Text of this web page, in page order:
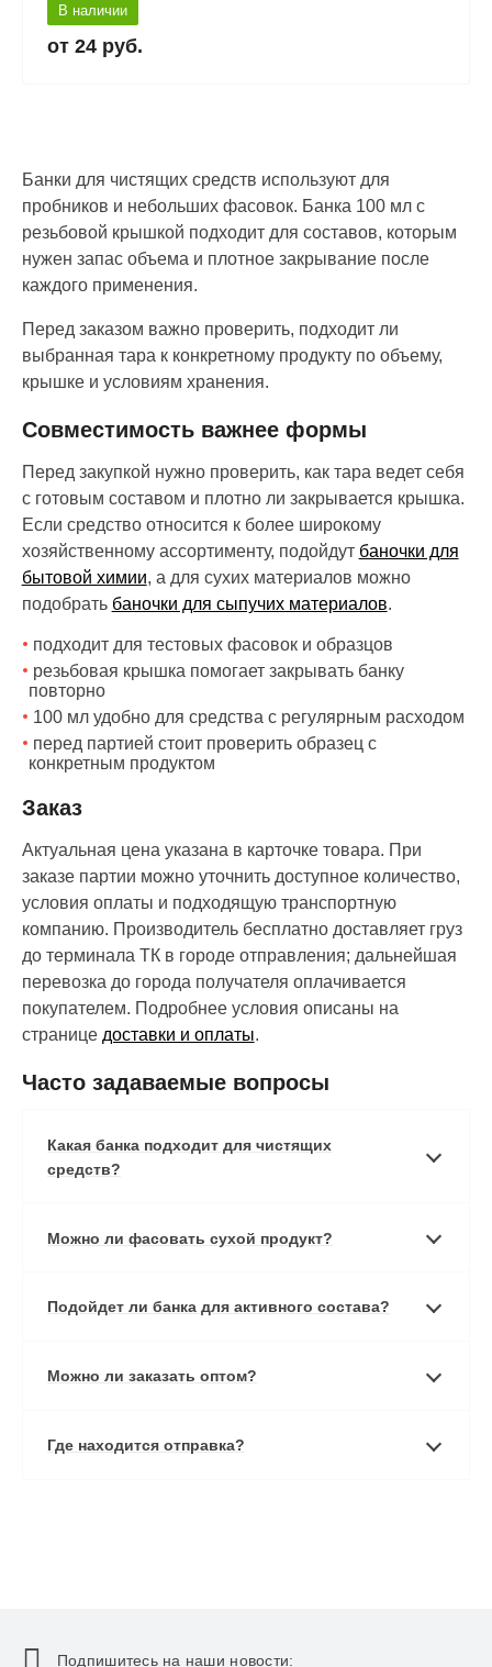
В наличии
24 руб.
Банки для чистящих средств используют для
пробников и небольших фасовок. Банка 100 мл с
резьбовой крышкой подходит для составов, которым
нужен запас объема и плотное закрывание после
каждого применения.
Перед заказом важно проверить, подходит ли
выбранная тара к конкретному продукту по объему,
крышке и условиям хранения.
Совместимость важнее формы
Перед закупкой нужно проверить, как тара ведет себя
с готовым составом и плотно ли закрывается крышка.
Если средство относится к более широкому
хозяйственному ассортименту, подойдут баночки для
бытовой химии, а для сухих материалов можно
подобрать баночки для сыпучих материалов.
подходит для тестовых фасовок и образцов
резьбовая крышка помогает закрывать банку
повторно
100 мл удобно для средства с регулярным расходом
перед партией стоит проверить образец с
конкретным продуктом
Заказ
Актуальная цена указана в карточке товара. При
заказе партии можно уточнить доступное количество,
условия оплаты и подходящую транспортную
компанию. Производитель бесплатно доставляет груз
до терминала ТК в городе отправления; дальнейшая
перевозка до города получателя оплачивается
покупателем. Подробнее условия описаны на
странице доставки и оплаты.
Часто задаваемые вопросы
Какая банка подходит для чистящих
средств?
Можно ли фасовать сухой продукт?
Подойдет ли банка для активного состава?
Можно ли заказать оптом?
Где находится отправка?
Подпишитесь на наши новости: